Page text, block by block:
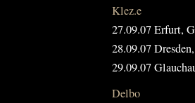
Klez.e
27.09.07 Erfurt,
28.09.07
29.09.07
Delbo